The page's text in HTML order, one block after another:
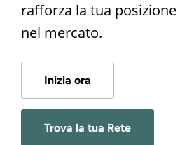
rafforza la tua posizione
nel mercato.
Inizia ora
Trova la tua Rete